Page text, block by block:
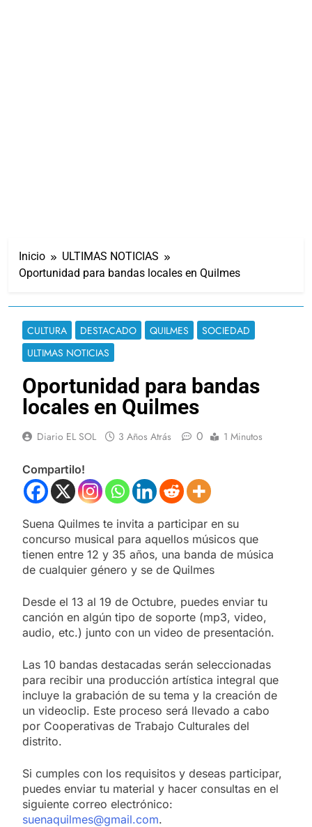
Inicio
ULTIMAS NOTICIAS
Oportunidad para bandas locales en Quilmes
CULTURA DESTACADO QUILMES
SOCIEDAD
ULTIMAS NOTICIAS
Oportunidad para bandas
locales en Quilmes
Diario EL SOL 3 Años Atrás 0 1 Minutos
Compartilo!
Suena Quilmes te invita a participar en su
concurso musical para aquellos músicos que
tienen entre 12 y 35 años, una banda de música
de cualquier género y se de Quilmes
Desde el 13 al 19 de Octubre, puedes enviar tu
canción en algún tipo de soporte (mp3, video,
audio, etc.) junto con un video de presentación.
Las 10 bandas destacadas serán seleccionadas
para recibir una producción artística integral que
incluye la grabación de su tema y la creación de
un videoclip. Este proceso será llevado a cabo
por Cooperativas de Trabajo Culturales del
distrito.
Si cumples con los requisitos y deseas participar,
puedes enviar tu material y hacer consultas en el
siguiente correo electrónico:
suenaquilmes@gmail.com.